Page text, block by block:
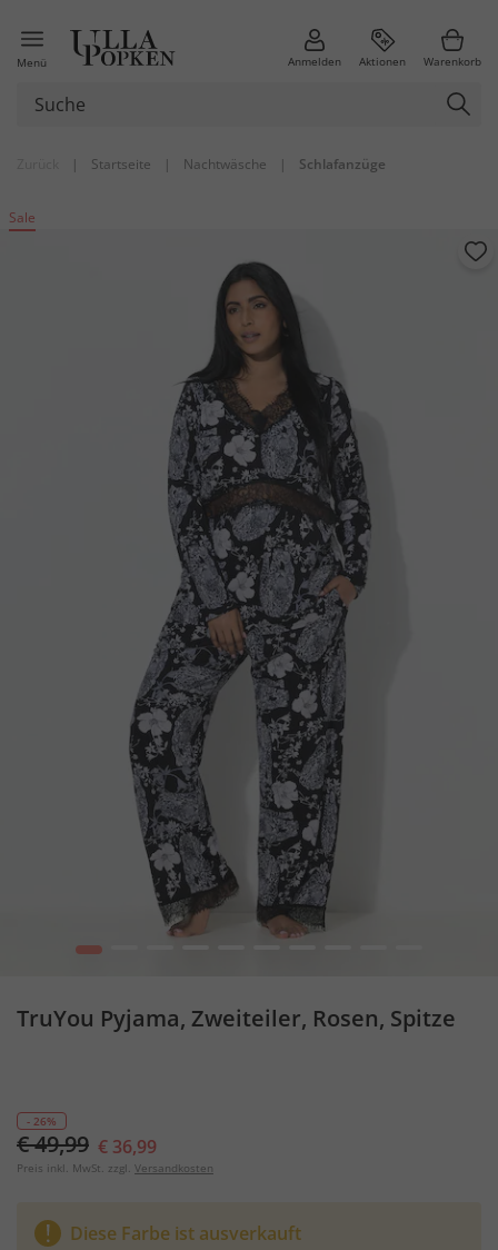
Menü Anmelden Aktionen Warenkorb
| Startseite | Nachtwäsche | Schlafanzüge
Sale
1
TruYou Pyjama, Zweiteiler, Rosen, Spitze
- 26%
€ 49,99 € 36,99
Preis inkl. MwSt. zzgl. Versandkosten
Diese Farbe ist ausverkauft